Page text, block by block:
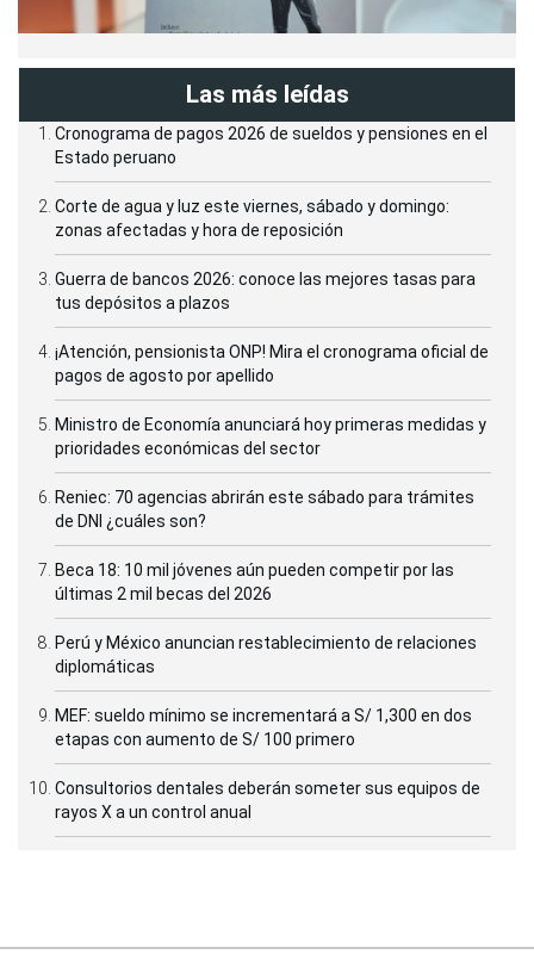
Las más leídas
Cronograma de pagos 2026 de sueldos y pensiones en el
Estado peruano
Corte de agua y luz este viernes, sábado y domingo:
zonas afectadas y hora de reposición
Guerra de bancos 2026: conoce las mejores tasas para
tus depósitos a plazos
¡Atención, pensionista ONP! Mira el cronograma oficial de
pagos de agosto por apellido
Ministro de Economía anunciará hoy primeras medidas y
prioridades económicas del sector
Reniec: 70 agencias abrirán este sábado para trámites
de DNI ¿cuáles son?
Beca 18: 10 mil jóvenes aún pueden competir por las
últimas 2 mil becas del 2026
Perú y México anuncian restablecimiento de relaciones
diplomáticas
MEF: sueldo mínimo se incrementará a S/ 1,300 en dos
etapas con aumento de S/ 100 primero
Consultorios dentales deberán someter sus equipos de
rayos X a un control anual